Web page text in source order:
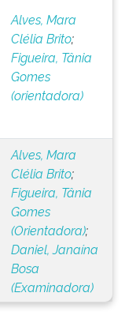
Alves, Mara
Clélia Brito;
Figueira, Tânia
Gomes
(orientadora)
Alves, Mara
Clélia Brito;
Figueira, Tânia
Gomes
(Orientadora);
Daniel, Janaína
Bosa
(Examinadora)